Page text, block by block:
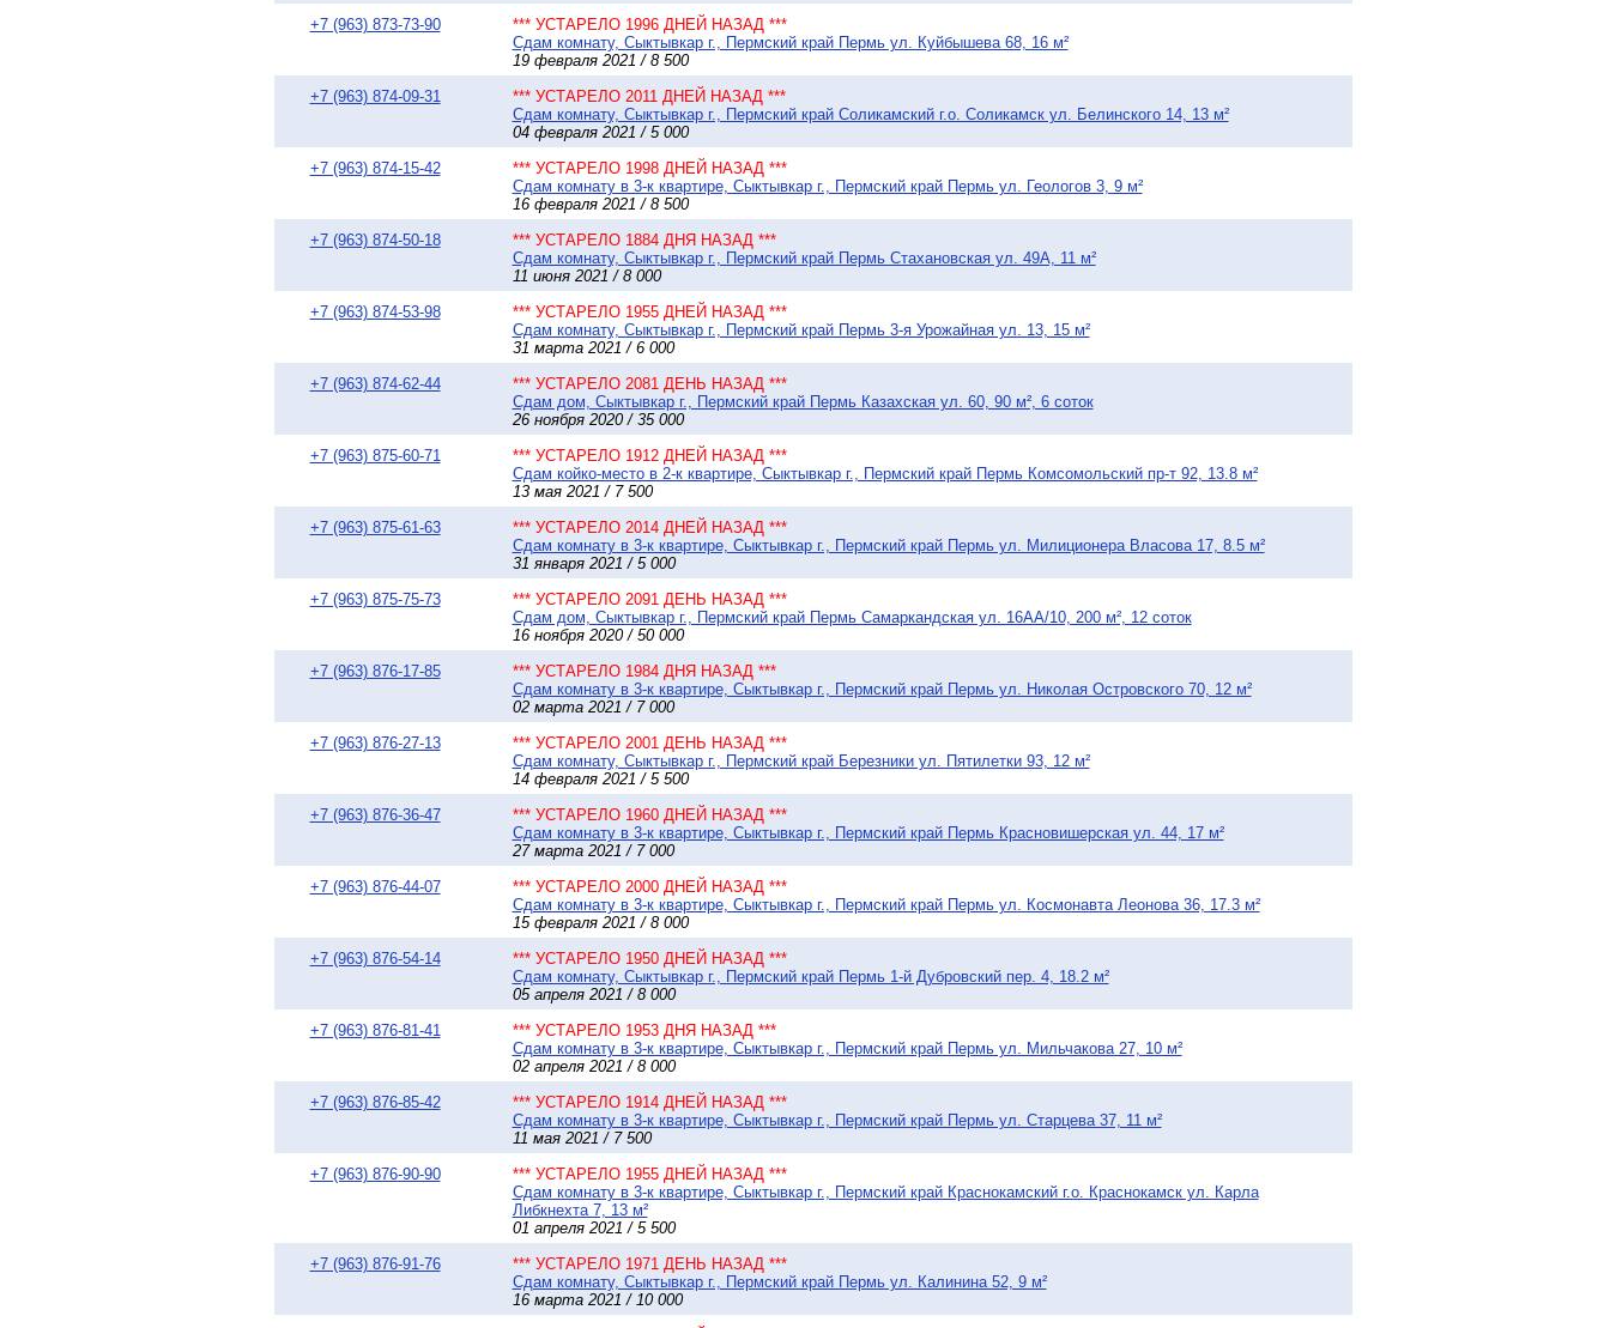
+7 (963) 873-73-90
*** УСТАРЕЛО 1996 ДНЕЙ НАЗАД ***
Сдам комнату, Сыктывкар г., Пермский край Пермь ул. Куйбышева 68, 16 м²
19 февраля 2021 / 8 500
+7 (963) 874-09-31
*** УСТАРЕЛО 2011 ДНЕЙ НАЗАД ***
Сдам комнату, Сыктывкар г., Пермский край Соликамский г.о. Соликамск ул. Белинского 14, 13 м²
04 февраля 2021 / 5 000
+7 (963) 874-15-42
*** УСТАРЕЛО 1998 ДНЕЙ НАЗАД ***
Сдам комнату в 3-к квартире, Сыктывкар г., Пермский край Пермь ул. Геологов 3, 9 м²
16 февраля 2021 / 8 500
+7 (963) 874-50-18
*** УСТАРЕЛО 1884 ДНЯ НАЗАД ***
Сдам комнату, Сыктывкар г., Пермский край Пермь Стахановская ул. 49А, 11 м²
11 июня 2021 / 8 000
+7 (963) 874-53-98
*** УСТАРЕЛО 1955 ДНЕЙ НАЗАД ***
Сдам комнату, Сыктывкар г., Пермский край Пермь 3-я Урожайная ул. 13, 15 м²
31 марта 2021 / 6 000
+7 (963) 874-62-44
*** УСТАРЕЛО 2081 ДЕНЬ НАЗАД ***
Сдам дом, Сыктывкар г., Пермский край Пермь Казахская ул. 60, 90 м², 6 соток
26 ноября 2020 / 35 000
+7 (963) 875-60-71
*** УСТАРЕЛО 1912 ДНЕЙ НАЗАД ***
Сдам койко-место в 2-к квартире, Сыктывкар г., Пермский край Пермь Комсомольский пр-т 92, 13.8 м²
13 мая 2021 / 7 500
+7 (963) 875-61-63
*** УСТАРЕЛО 2014 ДНЕЙ НАЗАД ***
Сдам комнату в 3-к квартире, Сыктывкар г., Пермский край Пермь ул. Милиционера Власова 17, 8.5 м²
31 января 2021 / 5 000
+7 (963) 875-75-73
*** УСТАРЕЛО 2091 ДЕНЬ НАЗАД ***
Сдам дом, Сыктывкар г., Пермский край Пермь Самаркандская ул. 16АА/10, 200 м², 12 соток
16 ноября 2020 / 50 000
+7 (963) 876-17-85
*** УСТАРЕЛО 1984 ДНЯ НАЗАД ***
Сдам комнату в 3-к квартире, Сыктывкар г., Пермский край Пермь ул. Николая Островского 70, 12 м²
02 марта 2021 / 7 000
+7 (963) 876-27-13
*** УСТАРЕЛО 2001 ДЕНЬ НАЗАД ***
Сдам комнату, Сыктывкар г., Пермский край Березники ул. Пятилетки 93, 12 м²
14 февраля 2021 / 5 500
+7 (963) 876-36-47
*** УСТАРЕЛО 1960 ДНЕЙ НАЗАД ***
Сдам комнату в 3-к квартире, Сыктывкар г., Пермский край Пермь Красновишерская ул. 44, 17 м²
27 марта 2021 / 7 000
+7 (963) 876-44-07
*** УСТАРЕЛО 2000 ДНЕЙ НАЗАД ***
Сдам комнату в 3-к квартире, Сыктывкар г., Пермский край Пермь ул. Космонавта Леонова 36, 17.3 м²
15 февраля 2021 / 8 000
+7 (963) 876-54-14
*** УСТАРЕЛО 1950 ДНЕЙ НАЗАД ***
Сдам комнату, Сыктывкар г., Пермский край Пермь 1-й Дубровский пер. 4, 18.2 м²
05 апреля 2021 / 8 000
+7 (963) 876-81-41
*** УСТАРЕЛО 1953 ДНЯ НАЗАД ***
Сдам комнату в 3-к квартире, Сыктывкар г., Пермский край Пермь ул. Мильчакова 27, 10 м²
02 апреля 2021 / 8 000
+7 (963) 876-85-42
*** УСТАРЕЛО 1914 ДНЕЙ НАЗАД ***
Сдам комнату в 3-к квартире, Сыктывкар г., Пермский край Пермь ул. Старцева 37, 11 м²
11 мая 2021 / 7 500
+7 (963) 876-90-90
*** УСТАРЕЛО 1955 ДНЕЙ НАЗАД ***
Сдам комнату в 3-к квартире, Сыктывкар г., Пермский край Краснокамский г.о. Краснокамск ул. Карла
Либкнехта 7, 13 м²
01 апреля 2021 / 5 500
+7 (963) 876-91-76
*** УСТАРЕЛО 1971 ДЕНЬ НАЗАД ***
Сдам комнату, Сыктывкар г., Пермский край Пермь ул. Калинина 52, 9 м²
16 марта 2021 / 10 000